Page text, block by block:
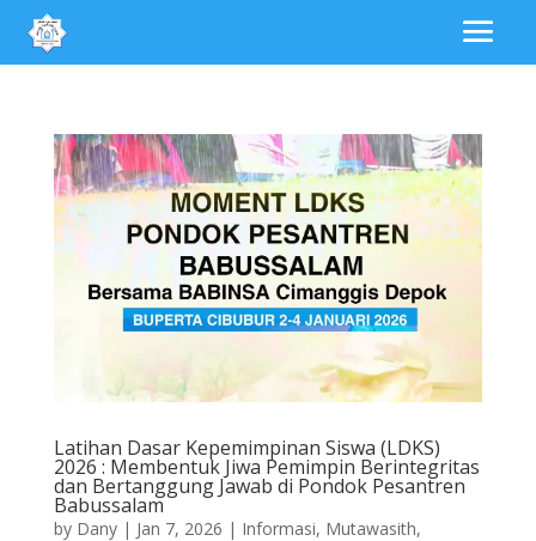
Latihan Dasar Kepemimpinan Siswa (LDKS)
2026 : Membentuk Jiwa Pemimpin Berintegritas
dan Bertanggung Jawab di Pondok Pesantren
Babussalam
by Dany| Jan 7, 2026 | Informasi, Mutawasith,